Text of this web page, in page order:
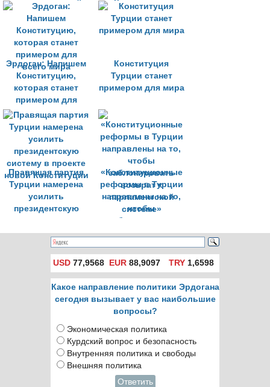
созданию новой
Конституции
Турции
Конституции
Эрдоган: Напишем
Конституцию,
которая станет
примером для
всего мира
Конституция
Турции станет
примером для мира
Правящая партия
Турции намерена
усилить
президентскую
новой Конституции
«Конституционные
реформы в Турции
направлены на то,
чтобы
заблокировать
возврат к
парламентской
системе»
USD 77,9568 EUR 88,9097 TRY1,6598
Какое направление политики Эрдогана
сегодня вызывает у вас наибольшие
вопросы?
Экономическая политика
Курдский вопрос и безопасность
Внутренняя политика и свободы
Внешняя политика
Ответить